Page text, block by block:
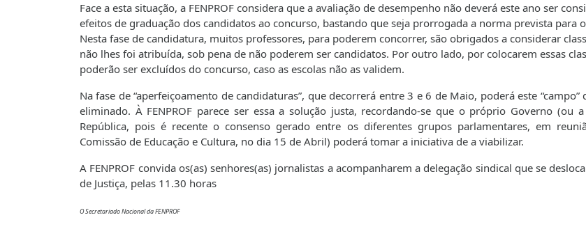
Face a esta situação, a FENPROF considera que a avaliação de desempenho não deverá este ano ser
efeitos de graduação dos candidatos ao concurso, bastando que seja prorrogada a norma prevista para
Nesta fase de candidatura, muitos professores, para poderem concorrer, são obrigados a considerar
não lhes foi atribuída, sob pena de não poderem ser candidatos. Por outro lado, por colocarem essas
poderão ser excluídos do concurso, caso as escolas não as validem.
Na fase de “aperfeiçoamento de candidaturas”, que decorrerá entre 3 e 6 de Maio, poderá este “campo”
eliminado. À FENPROF parece ser essa a solução justa, recordando-se que o próprio Governo (ou
República, pois é recente o consenso gerado entre os diferentes grupos parlamentares, em
Comissão de Educação e Cultura, no dia 15 de Abril) poderá tomar a iniciativa de a viabilizar.
A FENPROF convida os(as) senhores(as) jornalistas a acompanharem a delegação sindical que se
de Justiça, pelas 11.30 horas
O Secretariado Nacional da FENPROF